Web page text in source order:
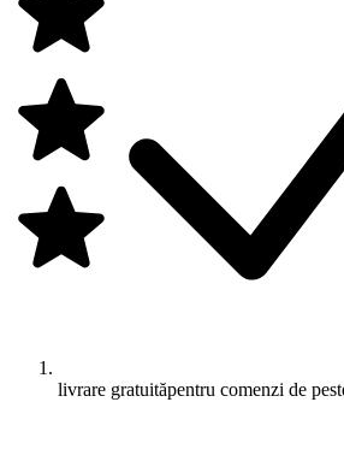
livrare gratuităpentru comenzi de